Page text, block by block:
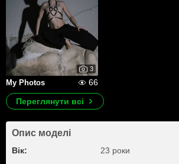
3
My Photos
66
Переглянути всі
Опис моделі
Вік: 23 роки